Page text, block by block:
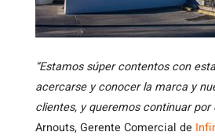
“Estamos súper contentos con
acercarse y conocer la marca y
clientes, y queremos continuar
Arnouts, Gerente Comercial de